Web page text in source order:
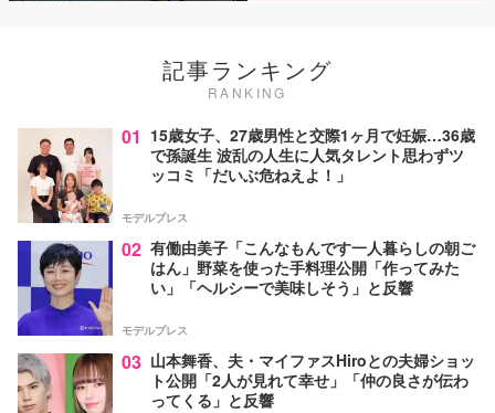
記事ランキング
RANKING
01 15歳女子、27歳男性と交際1ヶ月で妊娠…36歳
で孫誕生 波乱の人生に人気タレント思わずツ
ッコミ「だいぶ危ねえよ！」
モデルプレス
02 有働由美子「こんなもんです一人暮らしの朝ご
はん」野菜を使った手料理公開「作ってみた
い」「ヘルシーで美味しそう」と反響
モデルプレス
03 山本舞香、夫・マイファスHiroとの夫婦ショッ
ト公開「2人が見れて幸せ」「仲の良さが伝わ
ってくる」と反響